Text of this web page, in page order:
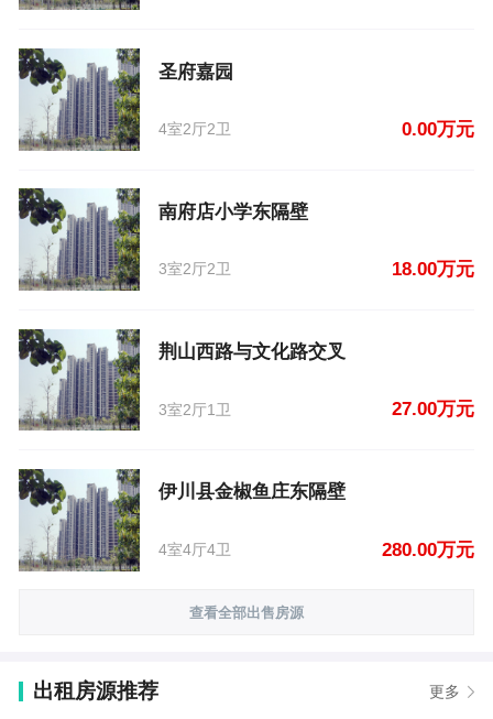
圣府嘉园
4室2厅2卫 0.00万元
南府店小学东隔壁
3室2厅2卫 18.00万元
荆山西路与文化路交叉
3室2厅1卫 27.00万元
伊川县金椒鱼庄东隔壁
4室4厅4卫 280.00万元
查看全部出售房源
出租房源推荐 更多